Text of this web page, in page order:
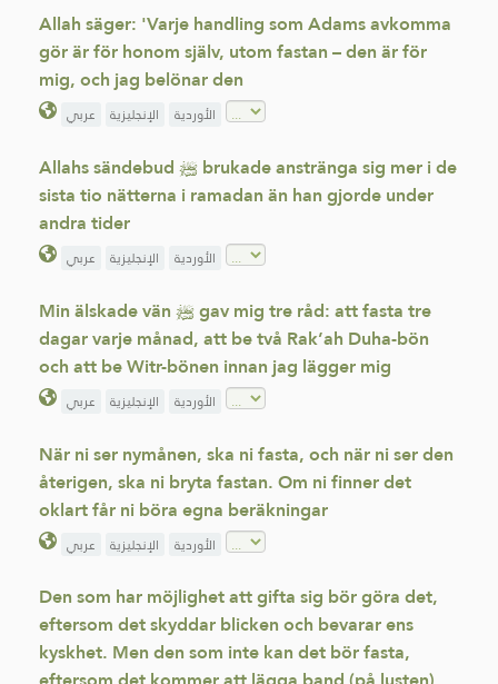
Allah säger: 'Varje handling som Adams avkomma
gör är för honom själv, utom fastan – den är för
mig, och jag belönar den
عربي الإنجليزية الأوردية
Allahs sändebud ﷺ brukade anstränga sig mer i de
sista tio nätterna i ramadan än han gjorde under
andra tider
عربي الإنجليزية الأوردية
Min älskade vän ﷺ gav mig tre råd: att fasta tre
dagar varje månad, att be två Rak’ah Duha-bön
och att be Witr-bönen innan jag lägger mig
عربي الإنجليزية الأوردية
När ni ser nymånen, ska ni fasta, och när ni ser den
återigen, ska ni bryta fastan. Om ni finner det
oklart får ni böra egna beräkningar
عربي الإنجليزية الأوردية
Den som har möjlighet att gifta sig bör göra det,
eftersom det skyddar blicken och bevarar ens
kyskhet. Men den som inte kan det bör fasta,